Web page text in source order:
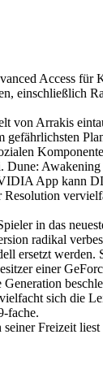
Access
einschließlich
von Arrakis
App kann
in das
radikal
ersetzt werden.
einer
sich die
fache.
Freizeit